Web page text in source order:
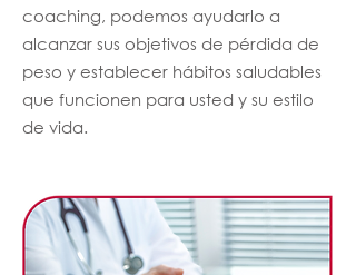
coaching, podemos ayudarlo a
alcanzar sus objetivos de pérdida de
peso y establecer hábitos saludables
que funcionen para usted y su estilo
de vida.